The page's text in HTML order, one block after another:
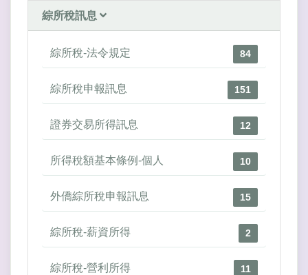
綜所稅訊息
綜所稅-法令規定 84
綜所稅申報訊息 151
證券交易所得訊息 12
所得稅額基本條例-個人 10
外僑綜所稅申報訊息 15
綜所稅-薪資所得 2
綜所稅-營利所得 11